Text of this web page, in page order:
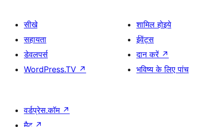
सीखे
सहायता
डेवलपर्स
WordPress.TV ↗
शामिल होइये
ईवेंट्स
दान करें ↗
भविष्य के लिए पांच
वर्डप्रेस.कॉम ↗
मैट ↗